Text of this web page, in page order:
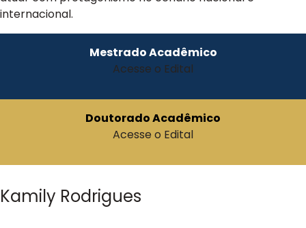
internacional.
Mestrado Acadêmico
Acesse o Edital
Doutorado Acadêmico
Acesse o Edital
Kamily Rodrigues